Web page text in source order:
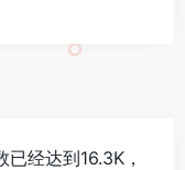
经达到16.3K，